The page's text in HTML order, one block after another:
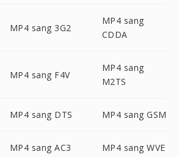
MP4 sang 3G2
MP4 sang
CDDA
MP4 sang F4V
MP4 sang
M2TS
MP4 sang DTS MP4 sang GSM
MP4 sang AC3 MP4 sang WVE